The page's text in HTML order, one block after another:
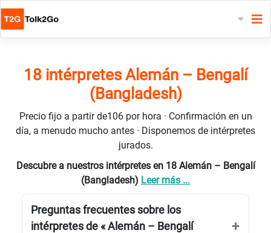
18 intérpretes Alemán – Bengalí
(Bangladesh)
Precio fijo a partir de106 por hora · Confirmación en un
día, a menudo mucho antes · Disponemos de intérpretes
jurados.
Descubre a nuestros intérpretes en 18 Alemán – Bengalí
(Bangladesh) Leer más ...
Preguntas frecuentes sobre los
intérpretes de « Alemán – Bengalí